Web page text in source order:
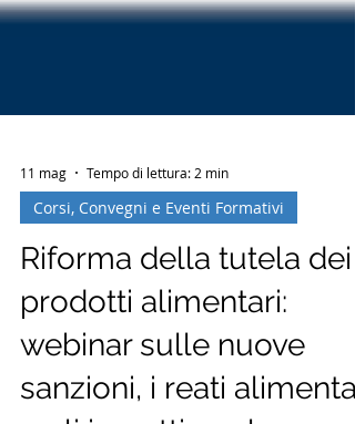
11 mag Tempo di lettura: 2 min
Corsi, Convegni e Eventi Formativi
Riforma della tutela dei
prodotti alimentari:
webinar sulle nuove